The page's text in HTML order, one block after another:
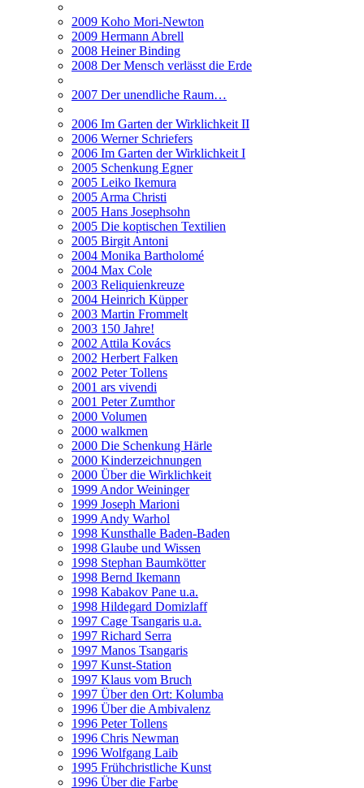
2009 Koho Mori-Newton
2009 Hermann Abrell
2008 Heiner Binding
2008 Der Mensch verlässt die Erde
2007 Der unendliche Raum…
2006 Im Garten der Wirklichkeit II
2006 Werner Schriefers
2006 Im Garten der Wirklichkeit I
2005 Schenkung Egner
2005 Leiko Ikemura
2005 Arma Christi
2005 Hans Josephsohn
2005 Die koptischen Textilien
2005 Birgit Antoni
2004 Monika Bartholomé
2004 Max Cole
2003 Reliquienkreuze
2004 Heinrich Küpper
2003 Martin Frommelt
2003 150 Jahre!
2002 Attila Kovács
2002 Herbert Falken
2002 Peter Tollens
2001 ars vivendi
2001 Peter Zumthor
2000 Volumen
2000 walkmen
2000 Die Schenkung Härle
2000 Kinderzeichnungen
2000 Über die Wirklichkeit
1999 Andor Weininger
1999 Joseph Marioni
1999 Andy Warhol
1998 Kunsthalle Baden-Baden
1998 Glaube und Wissen
1998 Stephan Baumkötter
1998 Bernd Ikemann
1998 Kabakov Pane u.a.
1998 Hildegard Domizlaff
1997 Cage Tsangaris u.a.
1997 Richard Serra
1997 Manos Tsangaris
1997 Kunst-Station
1997 Klaus vom Bruch
1997 Über den Ort: Kolumba
1996 Über die Ambivalenz
1996 Peter Tollens
1996 Chris Newman
1996 Wolfgang Laib
1995 Frühchristliche Kunst
1996 Über die Farbe